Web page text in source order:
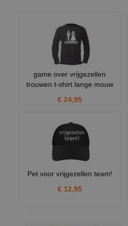
game over vrijgezellen
trouwen t-shirt lange mouw
€ 24,95
Pet voor vrijgezellen team!
€ 12,95